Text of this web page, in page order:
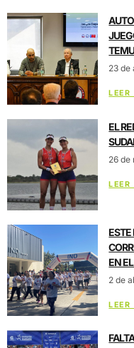
23
EL
26 de
EN
2 de